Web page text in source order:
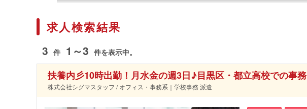
求人検索結果
3 件 1～3 件を表示中。
扶養内彡10時出勤！月水金の週3日♪目黒区・都立高校での事務
株式会社シグマスタッフ / オフィス・事務系｜学校事務 派遣